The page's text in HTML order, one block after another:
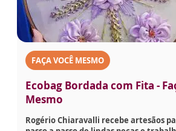
FAÇA VOCÊ MESMO
Ecobag Bordada com Fita -
Mesmo
Rogério Chiaravalli recebe artesãos